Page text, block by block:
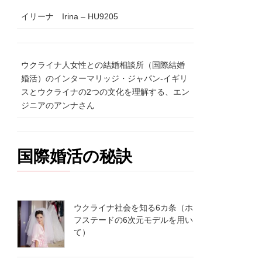
イリーナ Irina – HU9205
ウクライナ人女性との結婚相談所（国際結婚
婚活）のインターマリッジ・ジャパン-イギリ
スとウクライナの2つの文化を理解する、エン
ジニアのアンナさん
国際婚活の秘訣
ウクライナ社会を知る6カ条（ホ
フステードの6次元モデルを用い
て）